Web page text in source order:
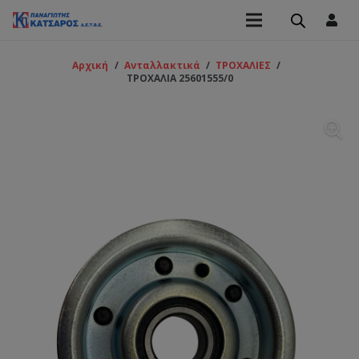
Αρχική / Ανταλλακτικά / ΤΡΟΧΑΛΙΕΣ /
ΤΡΟΧΑΛΙΑ 25601555/0